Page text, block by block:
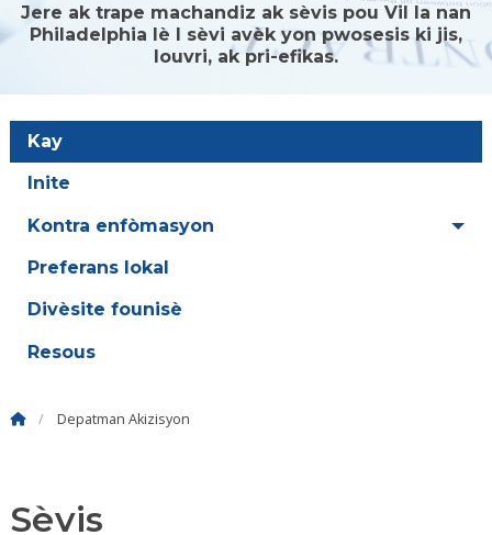
Jere ak trape machandiz ak sèvis pou Vil la nan
Philadelphia lè l sèvi avèk yon pwosesis ki jis,
louvri, ak pri-efikas.
Kay
Inite
Kontra enfòmasyon
Preferans lokal
Divèsite founisè
Resous
Depatman Akizisyon
Sèvis